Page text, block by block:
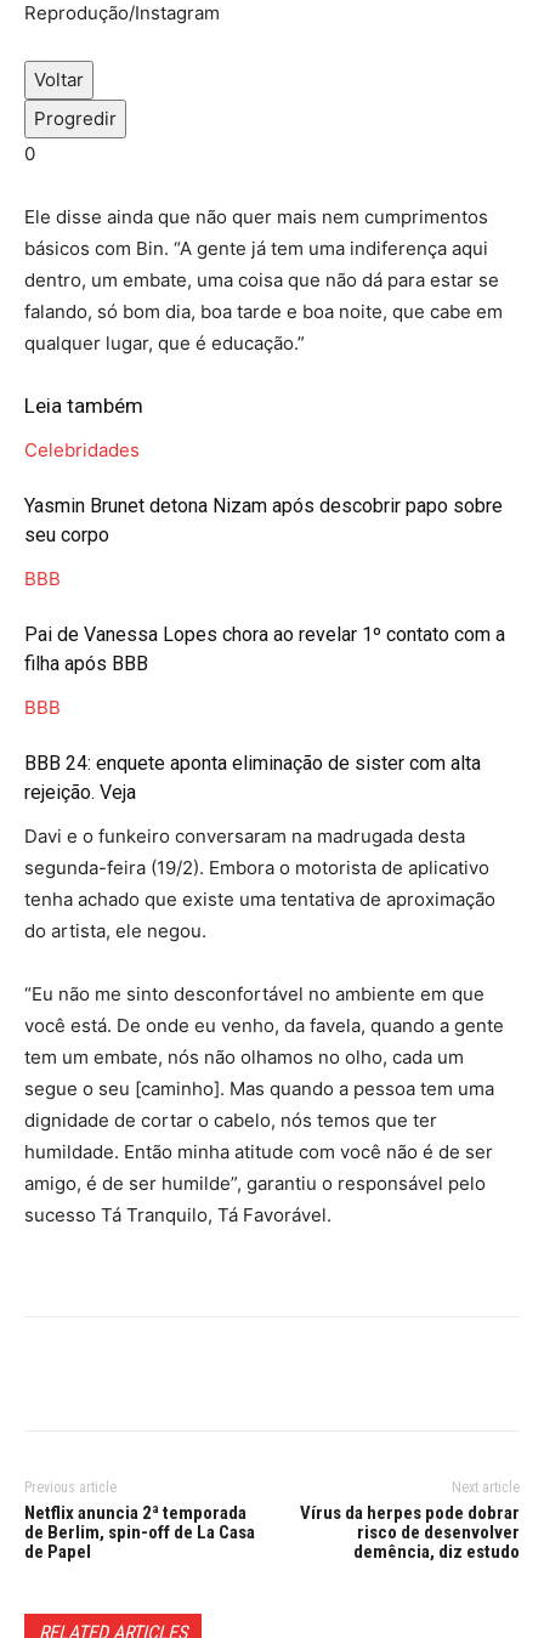
Reprodução/Instagram
Voltar
Progredir
0
Ele disse ainda que não quer mais nem cumprimentos
básicos com Bin. “A gente já tem uma indiferença aqui
dentro, um embate, uma coisa que não dá para estar se
falando, só bom dia, boa tarde e boa noite, que cabe em
qualquer lugar, que é educação.”
Leia também
Celebridades
Yasmin Brunet detona Nizam após descobrir papo sobre
seu corpo
BBB
Pai de Vanessa Lopes chora ao revelar 1º contato com a
filha após BBB
BBB
BBB 24: enquete aponta eliminação de sister com alta
rejeição. Veja
Davi e o funkeiro conversaram na madrugada desta
segunda-feira (19/2). Embora o motorista de aplicativo
tenha achado que existe uma tentativa de aproximação
do artista, ele negou.
“Eu não me sinto desconfortável no ambiente em que
você está. De onde eu venho, da favela, quando a gente
tem um embate, nós não olhamos no olho, cada um
segue o seu [caminho]. Mas quando a pessoa tem uma
dignidade de cortar o cabelo, nós temos que ter
humildade. Então minha atitude com você não é de ser
amigo, é de ser humilde”, garantiu o responsável pelo
sucesso Tá Tranquilo, Tá Favorável.
Previous article
Netflix anuncia 2ª temporada
de Berlim, spin-off de La Casa
de Papel
Next article
Vírus da herpes pode dobrar
risco de desenvolver
demência, diz estudo
RELATED ARTICLES